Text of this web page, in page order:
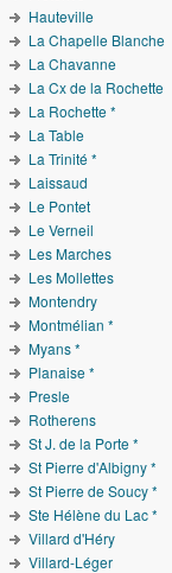
Hauteville
La Chapelle Blanche
La Chavanne
La Cx de la Rochette
La Rochette *
La Table
La Trinité *
Laissaud
Le Pontet
Le Verneil
Les Marches
Les Mollettes
Montendry
Montmélian *
Myans *
Planaise *
Presle
Rotherens
St J. de la Porte *
St Pierre d'Albigny *
St Pierre de Soucy *
Ste Hélène du Lac *
Villard d'Héry
Villard-Léger